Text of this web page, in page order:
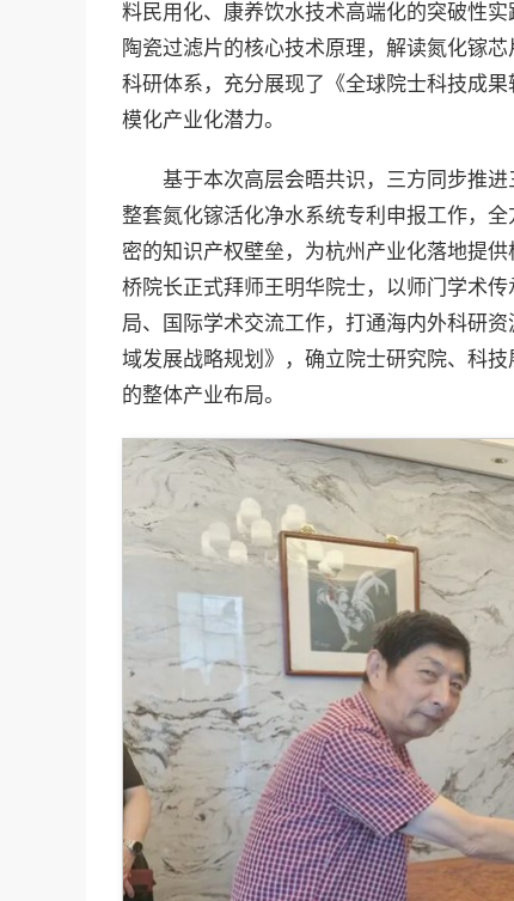
料民用化、康养饮水技术高端化的突破性
陶瓷过滤片的核心技术原理，解读氮化镓
科研体系，充分展现了《全球院士科技成
模化产业化潜力。
基于本次高层会晤共识，三方同步推
整套氮化镓活化净水系统专利申报工作，
密的知识产权壁垒，为杭州产业化落地提
桥院长正式拜师王明华院士，以师门学术
局、国际学术交流工作，打通海内外科研
域发展战略规划》，确立院士研究院、科
的整体产业布局。